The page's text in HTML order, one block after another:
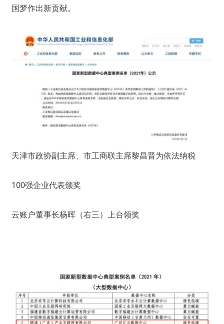
国梦作出新贡献。
天津市政协副主席、市工商联主席黎昌晋为依法纳税
100强企业代表颁奖
云账户董事长杨晖（右三）上台领奖